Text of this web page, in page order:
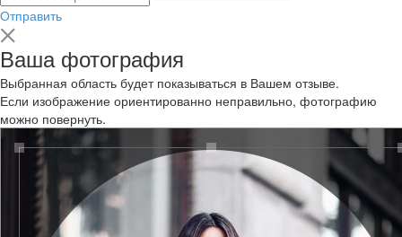
Отправить
Ваша фотография
Выбранная область будет показываться в Вашем отзыве.
Если изображение ориентированно неправильно, фотографию
можно повернуть.